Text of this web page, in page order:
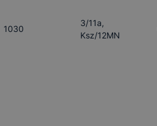
1030
3/11a,
Ksz/12MN